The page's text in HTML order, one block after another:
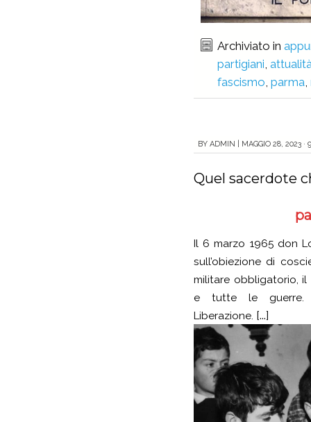
Archiviato in
partigiani
fascismo parma,
BY ADMIN MAGGIO 28, 2023 ·
Quel sacerdote
Il 6 marzo 1965 don
sull’obiezione di
militare obbligatorio, il
e tutte le guerre.
Liberazione. [...]